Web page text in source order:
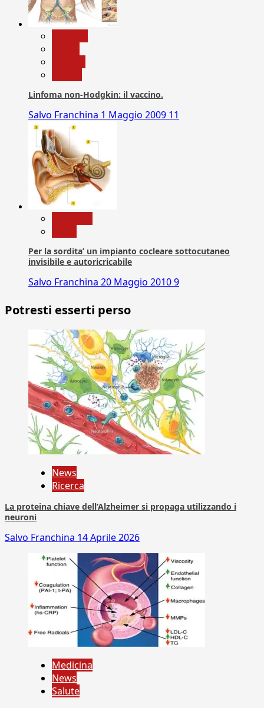
Linfoma non-Hodgkin: il vaccino.
Salvo Franchina 1 Maggio 2009 11
Per la sordita’ un impianto cocleare sottocutaneo
invisibile e autoricricabile
Salvo Franchina 20 Maggio 20109
Potresti esserti perso
News
Ricerca
La proteina chiave dell’Alzheimer si propaga utilizzando i
neuroni
Salvo Franchina 14 Aprile 2026
Medicina
News
Salute